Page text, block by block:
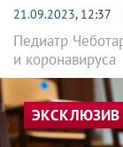
21.09.2023, 12:37
Педиатр
и коронавируса
ЭКСКЛЮЗИВ